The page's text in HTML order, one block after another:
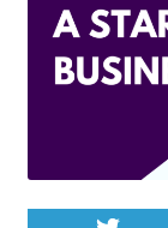
ダウンロード